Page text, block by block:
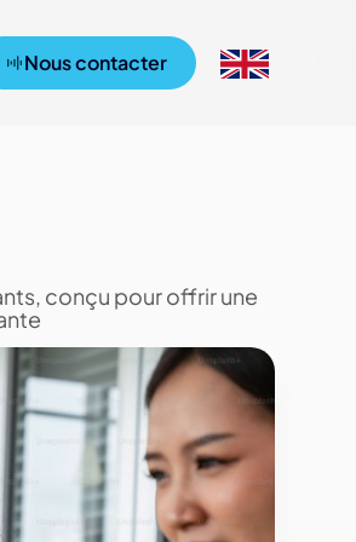
Nous contacter
conçu pour offrir une